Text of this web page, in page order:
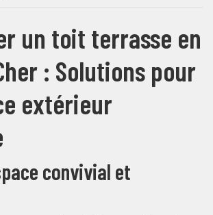
un toit terrasse en
: Solutions pour
extérieur
convivial et